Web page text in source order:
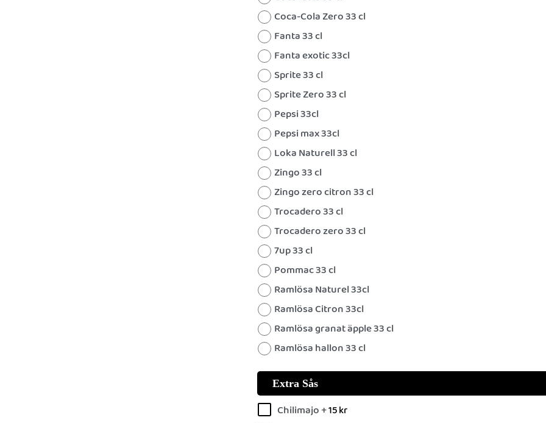
Coca-Cola Zero 33 cl
Fanta 33 cl
Fanta exotic 33cl
Sprite 33 cl
Sprite Zero 33 cl
Pepsi 33cl
Pepsi max 33cl
Loka Naturell 33 cl
Zingo 33 cl
Zingo zero citron 33 cl
Trocadero 33 cl
Trocadero zero 33 cl
7up 33 cl
Pommac 33 cl
Ramlösa Naturel 33cl
Ramlösa Citron 33cl
Ramlösa granat äpple 33 cl
Ramlösa hallon 33 cl
Extra Sås
Chilimajo +15kr